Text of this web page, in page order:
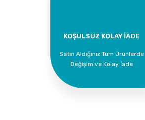
KOŞULSUZ KOLAY İADE
Satın Aldığınız Tüm Ürünlerde
Değişim ve Kolay İade